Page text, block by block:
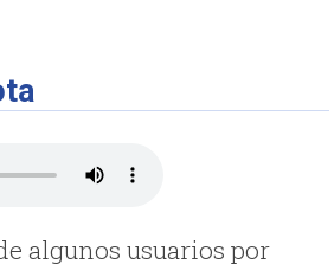
algunos usuarios por